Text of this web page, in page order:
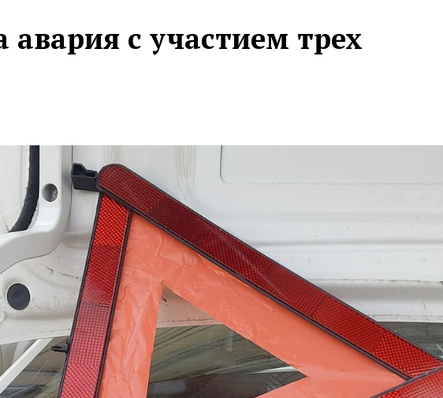
с участием трех